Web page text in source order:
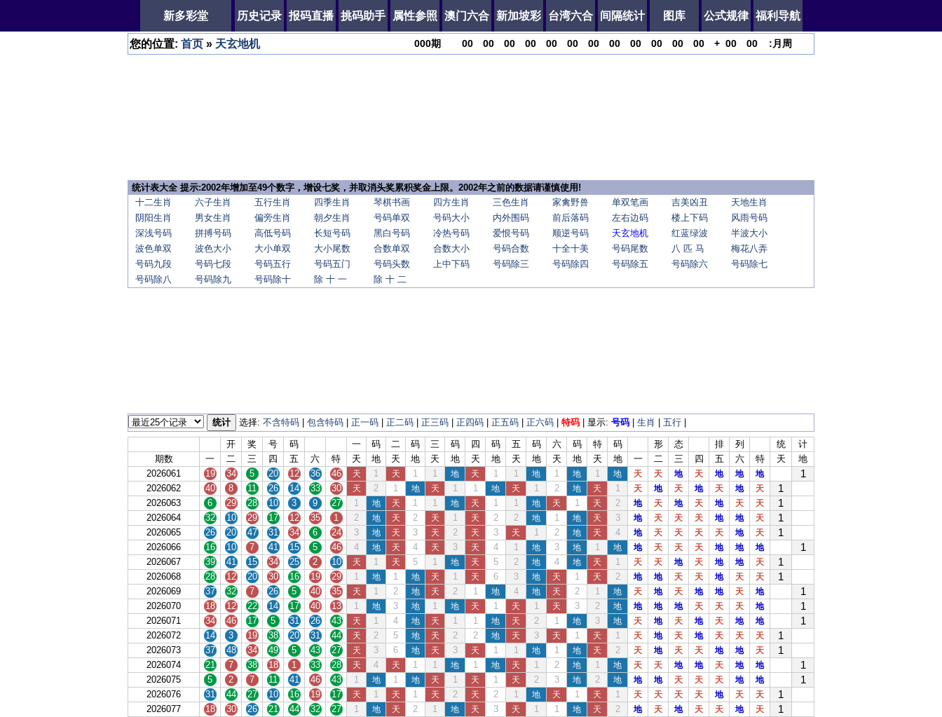
新多彩堂 历史记录 报码直播 挑码助手 属性参照 澳门六合 新加坡彩 台湾六合 间隔统计 图库 公式规律 福利导航
您的位置: 首页 » 天玄地机 000期 00 00 00 00 00 00 00 00 00 00 00 00 + 00 00 : 月 周
统计表大全 提示:2002年增加至49个数字，增设七奖，并取消头奖累积奖金上限。2002年之前的数据请谨慎使用!
十二生肖
六子生肖 五行生肖 四季生肖 琴棋书画 四方生肖 三色生肖 家禽野兽 单双笔画 吉美凶丑
天地生肖
阴阳生肖
男女生肖 偏旁生肖 朝夕生肖 号码单双 号码大小 内外围码 前后落码 左右边码 楼上下码
风雨号码
深浅号码
拼搏号码 高低号码 长短号码 黑白号码 冷热号码 爱恨号码 顺逆号码 天玄地机 红蓝绿波
半波大小
波色单双
波色大小 大小单双 大小尾数 合数单双 合数大小 号码合数 十全十美 号码尾数 八 匹 马
梅花八弄
号码九段
号码七段 号码五行 号码五门 号码头数 上中下码 号码除三 号码除四 号码除五 号码除六
号码除七
号码除八
号码除九 号码除十 除 十 一 除 十 二
统计 选择: 不含特码 包含特码 正一码 正二码 正三码 正四码 正五码 正六码 特码 | 显示: 号码 生肖 五行
开 奖 号 码 一 码 二 码 三 码 四 码 五 码 六 码 特 码 形 态 排 列 统
计
期数
一 二 三 四 五 六 特 天 地 天 地 天 地 天 地 天 地 天 地 天 地 一 二 三 四 五 六 特 天
地
2026061
19 34 5 20 12 36 46 天 1 天 1 1 地 天 1 1 地 1 地 1 地 天 天 地 天 地 地 地 1
2026062 40 8 11 26 14 33 30 天 2 1 地 天 1 1 地 天 1 2 地 天 1 天 地 天 地 天 地 天 1
2026063 6 29 28 10 3 9 27 1 地 天 1 1 地 天 1 1 地 天 1 天 2 地 天 地 天 地 天 天 1
2026064 32 10 29 17 12 35 1 2 地 天 2 天 1 天 2 2 地 1 地 天 3 地 天 天 天 地 地 天 1
2026065 26 20 47 31 34 6 24 3 地 天 3 天 2 天 3 天 1 2 地 天 4 地 天 天 天 天 地 天 1
2026066 16 10 7 41 15 5 46 4 地 天 4 天 3 天 4 1 地 3 地 1 地 地 天 天 天 地 地 地 1
2026067 39 41 15 34 25 2 10 天 1 天 5 1 地 天 5 2 地 4 地 天 1 天 天 地 天 地 地 天 1
2026068 28 12 20 30 16 19 29 1 地 1 地 天 1 天 6 3 地 天 1 天 2 地 地 天 天 地 天 天 1
2026069 37 32 7 26 5 40 35 天 1 2 地 天 2 1 地 4 地 天 2 1 地 天 地 天 地 地 天 地 1
2026070 18 12 22 14 17 40 13 1 地 3 地 1 地 天 1 天 1 天 3 2 地 地 地 地 天 天 天 地 1
2026071 34 46 17 5 31 26 43 天 1 4 地 天 1 1 地 天 2 1 地 3 地 天 地 天 地 天 地 地 1
2026072 14 3 19 38 20 31 44 天 2 5 地 天 2 2 地 天 3 天 1 天 1 天 地 天 地 天 天 天 1
2026073 37 48 34 49 5 43 27 天 3 6 地 天 3 天 1 1 地 1 地 天 2 天 地 天 天 地 地 天 1
2026074 21 7 38 18 1 33 28 天 4 天 1 1 地 1 地 天 1 2 地 1 地 天 天 地 地 天 地 地 1
2026075 5 2 7 11 41 46 43 1 地 1 地 天 1 天 1 天 2 3 地 2 地 地 地 天 天 天 地 地 1
2026076 31 44 27 10 16 19 17 天 1 天 1 天 2 天 2 1 地 天 1 天 1 天 天 天 天 地 天 天 1
2026077 18 30 26 21 44 32 27 1 地 天 2 1 地 天 3 天 1 1 地 天 2 地 天 地 天 天 地 天 1